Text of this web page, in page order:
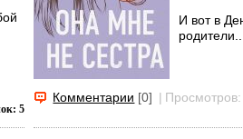
5
И вот в
родители...
Комментарии [0] |